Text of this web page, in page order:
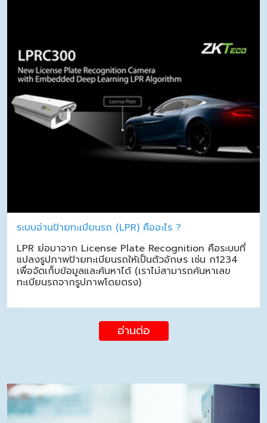
ระบบอ่านป้ายทะเบียนรถ (LPR) คืออะไร ?
LPR ย่อมาจาก License Plate Recognition คือระบบที่
แปลงรูปภาพป้ายทะเบียนรถให้เป็นตัวอักษร เช่น ก1234
เพื่อจัดเก็บข้อมูลและค้นหาได้ (เราไม่สามารถค้นหาเลข
ทะเบียนรถจากรูปภาพโดยตรง)
อ่านต่อ